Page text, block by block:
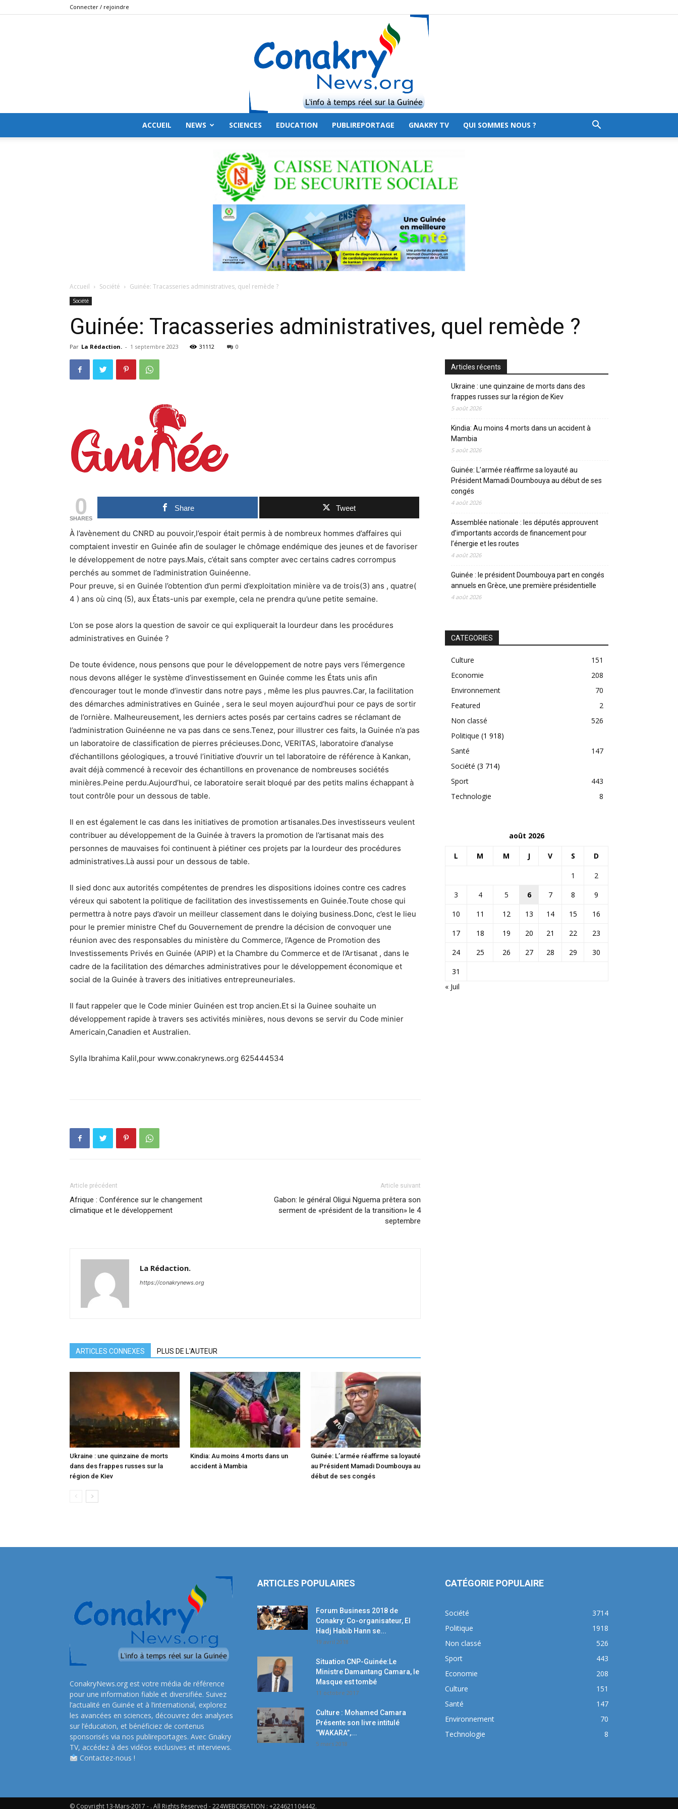
Connecter / rejoindre
ACCUEIL NEWS SCIENCES EDUCATION PUBLIREPORTAGE GNAKRY TV QUI SOMMES NOUS ?
Accueil Société Guinée: Tracasseries administratives, quel remède ?
Société
Guinée: Tracasseries administratives, quel remède ?
Par La Rédaction. - 1 septembre 2023 31112 0
0
SHARES
Share Tweet
À l’avènement du CNRD au pouvoir,l’espoir était permis à de nombreux hommes d’affaires qui
comptaient investir en Guinée afin de soulager le chômage endémique des jeunes et de favoriser
le développement de notre pays.Mais, c’était sans compter avec certains cadres corrompus
perchés au sommet de l’administration Guinéenne.
Pour preuve, si en Guinée l’obtention d’un permi d’exploitation minière va de trois(3) ans , quatre(
4 ) ans où cinq (5), aux États-unis par exemple, cela ne prendra qu’une petite semaine.
L’on se pose alors la question de savoir ce qui expliquerait la lourdeur dans les procédures
administratives en Guinée ?
De toute évidence, nous pensons que pour le développement de notre pays vers l’émergence
nous devons alléger le système d’investissement en Guinée comme les États unis afin
d’encourager tout le monde d’investir dans notre pays , même les plus pauvres.Car, la facilitation
des démarches administratives en Guinée , sera le seul moyen aujourd’hui pour ce pays de sortir
de l’ornière. Malheureusement, les derniers actes posés par certains cadres se réclamant de
l’administration Guinéenne ne va pas dans ce sens.Tenez, pour illustrer ces faits, la Guinée n’a pas
un laboratoire de classification de pierres précieuses.Donc, VERITAS, laboratoire d’analyse
d’échantillons géologiques, a trouvé l’initiative d’ouvrir un tel laboratoire de référence à Kankan,
avait déjà commencé à recevoir des échantillons en provenance de nombreuses sociétés
minières.Peine perdu.Aujourd’hui, ce laboratoire serait bloqué par des petits malins échappant à
tout contrôle pour un dessous de table.
Il en est également le cas dans les initiatives de promotion artisanales.Des investisseurs veulent
contribuer au développement de la Guinée à travers la promotion de l’artisanat mais des
personnes de mauvaises foi continuent à piétiner ces projets par la lourdeur des procédures
administratives.Là aussi pour un dessous de table.
Il sied donc aux autorités compétentes de prendres les dispositions idoines contre ces cadres
véreux qui sabotent la politique de facilitation des investissements en Guinée.Toute chose qui
permettra à notre pays d’avoir un meilleur classement dans le doiying business.Donc, c’est le lieu
pour le premier ministre Chef du Gouvernement de prendre la décision de convoquer une
réunion avec des responsables du ministère du Commerce, l’Agence de Promotion des
Investissements Privés en Guinée (APIP) et la Chambre du Commerce et de l’Artisanat , dans le
cadre de la facilitation des démarches administratives pour le développement économique et
social de la Guinée à travers des initiatives entrepreuneuriales.
Il faut rappeler que le Code minier Guinéen est trop ancien.Et si la Guinee souhaite un
développement rapide à travers ses activités minières, nous devons se servir du Code minier
Americain,Canadien et Australien.
Sylla Ibrahima Kalil,pour www.conakrynews.org 625444534
Article précédent
Afrique : Conférence sur le changement
climatique et le développement
Article suivant
Gabon: le général Oligui Nguema prêtera son
serment de «président de la transition» le 4
septembre
La Rédaction.
https://conakrynews.org
ARTICLES CONNEXES PLUS DE L'AUTEUR
Ukraine : une quinzaine de morts
dans des frappes russes sur la
région de Kiev
Kindia: Au moins 4 morts dans un
accident à Mambia
Guinée: L’armée réaffirme sa loyauté
au Président Mamadi Doumbouya au
début de ses congés
Articles récents
Ukraine : une quinzaine de morts dans des
frappes russes sur la région de Kiev
5 août 2026
Kindia: Au moins 4 morts dans un accident à
Mambia
5 août 2026
Guinée: L’armée réaffirme sa loyauté au
Président Mamadi Doumbouya au début de ses
congés
4 août 2026
Assemblée nationale : les députés approuvent
d’importants accords de financement pour
l’énergie et les routes
4 août 2026
Guinée : le président Doumbouya part en congés
annuels en Grèce, une première présidentielle
4 août 2026
CATEGORIES
Culture
151
Economie
208
Environnement
70
Featured
2
Non classé
526
Politique (1 918)
Santé
147
Société (3 714)
Sport
443
Technologie
8
août 2026
L M M J V S D
1
2
3
4 5 6 7 8
9
10
11 12 13 14 15
16
17
18 19 20 21 22
23
24
25 26 27 28 29
30
31
« Juil
ConakryNews.org est votre média de référence
pour une information fiable et diversifiée. Suivez
l’actualité en Guinée et à l’international, explorez
les avancées en sciences, découvrez des analyses
sur l’éducation, et bénéficiez de contenus
sponsorisés via nos publireportages. Avec Gnakry
TV, accédez à des vidéos exclusives et interviews.
Contactez-nous !
ARTICLES POPULAIRES
Forum Business 2018 de
Conakry: Co-organisateur, El
Hadj Habib Hann se...
19 avril 2018
Situation CNP-Guinée:Le
Ministre Damantang Camara, le
Masque est tombé
11 octobre 2017
Culture : Mohamed Camara
Présente son livre intitulé
‘’WAKARA’’,...
5 mars 2018
CATÉGORIE POPULAIRE
Société
3714
Politique
1918
Non classé
526
Sport
443
Economie
208
Culture
151
Santé
147
Environnement
70
Technologie
8
© Copyright 13-Mars-2017 - . All Rights Reserved - 224WEBCREATION : +224621104442.